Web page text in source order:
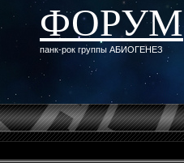
ФОРУМ
панк-рок группы АБИОГЕНЕЗ